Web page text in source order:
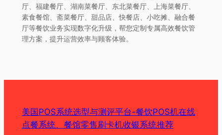
厅、福建餐厅、湖南菜餐厅、东北菜餐厅、上海菜餐厅、
素食餐馆、斋菜餐厅、甜品店、快餐店、小吃摊、融合餐
厅等餐饮业务实现数字化升级，帮您定制专属高效餐饮管
理方案，提升运营效率与顾客体验。
美国POS系统选型与测评平台-餐饮POS机在线
点餐系统、餐馆零售刷卡机收银系统推荐